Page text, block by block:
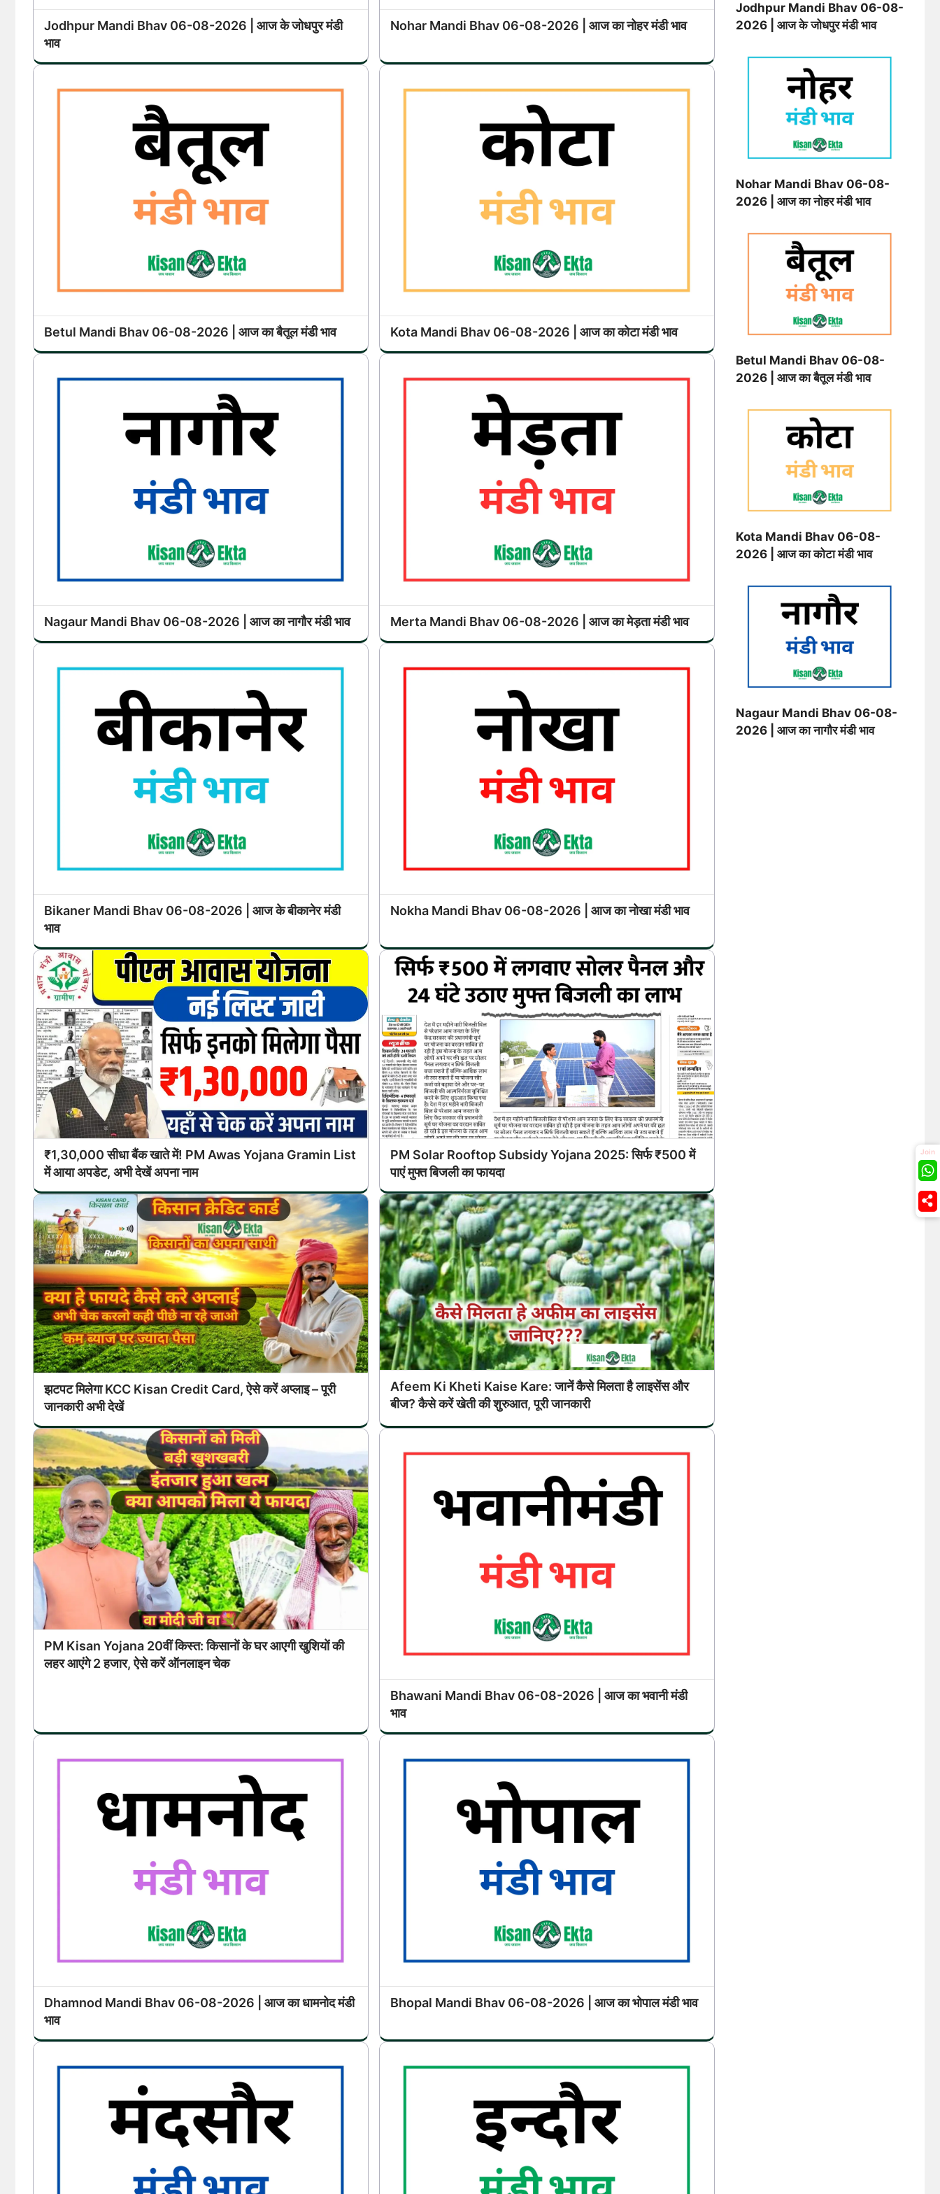
Jodhpur Mandi Bhav 06-08-2026 | आज के जोधपुर मंडी
भाव
Nohar Mandi Bhav 06-08-2026 | आज का नोहर मंडी भाव
Betul Mandi Bhav 06-08-2026 | आज का बैतूल मंडी भाव Kota Mandi Bhav 06-08-2026 | आज का कोटा मंडी भाव
Nagaur Mandi Bhav 06-08-2026 | आज का नागौर मंडी भाव Merta Mandi Bhav 06-08-2026 | आज का मेड़ता मंडी भाव
Bikaner Mandi Bhav 06-08-2026 | आज के बीकानेर मंडी
भाव
Nokha Mandi Bhav 06-08-2026 | आज का नोखा मंडी भाव
₹1,30,000 सीधा बैंक खाते में! PM Awas Yojana Gramin List
में आया अपडेट, अभी देखें अपना नाम
PM Solar Rooftop Subsidy Yojana 2025: सिर्फ ₹500 में
पाएं मुफ्त बिजली का फायदा
झटपट मिलेगा KCC Kisan Credit Card, ऐसे करें अप्लाइ – पूरी
जानकारी अभी देखें
Afeem Ki Kheti Kaise Kare: जानें कैसे मिलता है लाइसेंस और
बीज? कैसे करें खेती की शुरुआत, पूरी जानकारी
PM Kisan Yojana 20वीं किस्त: किसानों के घर आएगी खुशियों की
लहर आएंगे 2 हजार, ऐसे करें ऑनलाइन चेक
Bhawani Mandi Bhav 06-08-2026 | आज का भवानी मंडी
भाव
Dhamnod Mandi Bhav 06-08-2026 | आज का धामनोद मंडी
भाव
Bhopal Mandi Bhav 06-08-2026 | आज का भोपाल मंडी भाव
Jodhpur Mandi Bhav 06-08-
2026 | आज के जोधपुर मंडी भाव
Nohar Mandi Bhav 06-08-
2026 | आज का नोहर मंडी भाव
Betul Mandi Bhav 06-08-
2026 | आज का बैतूल मंडी भाव
Kota Mandi Bhav 06-08-
2026 | आज का कोटा मंडी भाव
Nagaur Mandi Bhav 06-08-
2026 | आज का नागौर मंडी भाव
Join